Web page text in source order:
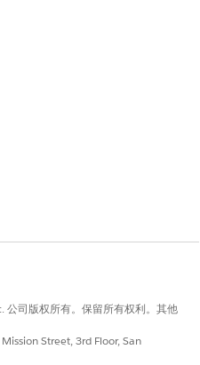
司版权所有。保留所有权利。其他
Street, 3rd Floor, San